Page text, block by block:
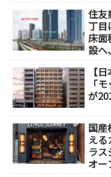
住友
丁目
床面
設へ
【
「
が
国産
える
ラ
オー